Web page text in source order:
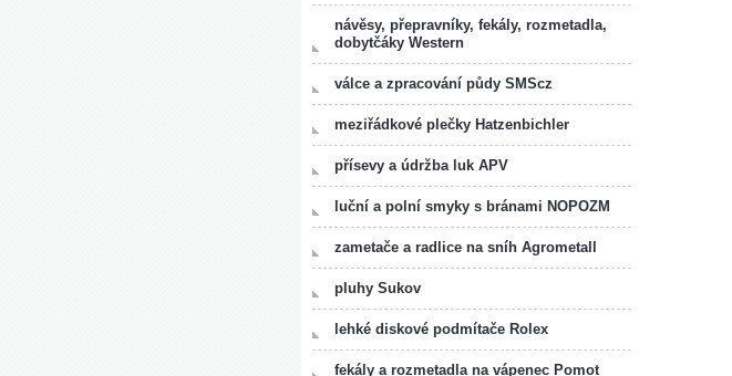
návěsy, přepravníky, fekály, rozmetadla,
dobytčáky Western
válce a zpracování půdy SMScz
meziřádkové plečky Hatzenbichler
přísevy a údržba luk APV
luční a polní smyky s bránami NOPOZM
zametače a radlice na sníh Agrometall
pluhy Sukov
lehké diskové podmítače Rolex
fekály a rozmetadla na vápenec Pomot